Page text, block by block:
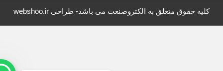
کلیه حقوق متعلق به الکتروصنعت می باشد- طراحی webshoo.ir